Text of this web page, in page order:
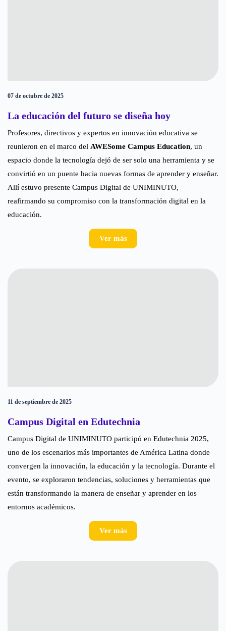
07 de octubre de 2025
La educación del futuro se diseña hoy
Profesores, directivos y expertos en innovación educativa se
reunieron en el marco del AWESome Campus Education, un
espacio donde la tecnología dejó de ser solo una herramienta y se
convirtió en un puente hacia nuevas formas de aprender y enseñar.
Allí estuvo presente Campus Digital de UNIMINUTO,
reafirmando su compromiso con la transformación digital en la
educación.
Ver más
11 de septiembre de 2025
Campus Digital en Edutechnia
Campus Digital de UNIMINUTO participó en Edutechnia 2025,
uno de los escenarios más importantes de América Latina donde
convergen la innovación, la educación y la tecnología. Durante el
evento, se exploraron tendencias, soluciones y herramientas que
están transformando la manera de enseñar y aprender en los
entornos académicos.
Ver más